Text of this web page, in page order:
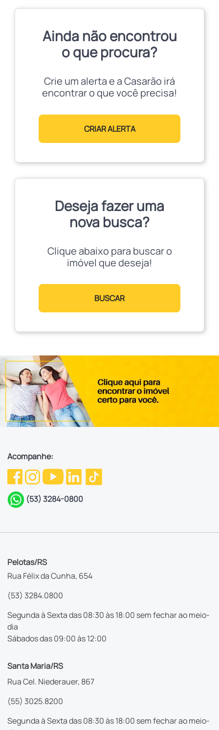
Ainda não encontrou
o que procura?
Crie um alerta e a Casarão irá
encontrar o que você precisa!
CRIAR ALERTA
Deseja fazer uma
nova busca?
Clique abaixo para buscar o
imóvel que deseja!
BUSCAR
Acompanhe:
(53) 3284-0800
Pelotas/RS
Rua Félix da Cunha, 654
(53) 3284.0800
Segunda à Sexta das 08:30 às 18:00 sem fechar ao meio-
dia
Sábados das 09:00 às 12:00
Santa Maria/RS
Rua Cel. Niederauer, 867
(55) 3025.8200
Segunda à Sexta das 08:30 às 18:00 sem fechar ao meio-